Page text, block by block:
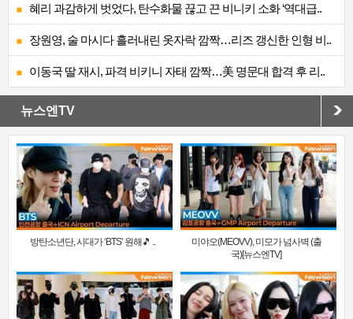
혜리 과감하게 벗었다, 탄수화물 끊고 끈 비니키 소화 ‘역대급..
장원영, 술 마시다 흘러내린 옷자락 깜짝…리즈 갱신한 인형 비..
이동국 딸 재시, 파격 비키니 자태 깜짝…美 명문대 합격 후 리..
뉴스엔TV
방탄소년단, 시대가 ‘BTS’ 원해🎵 ..
미야오(MEOVV), 미모가 넘사벽 (출
국)[뉴스엔TV]